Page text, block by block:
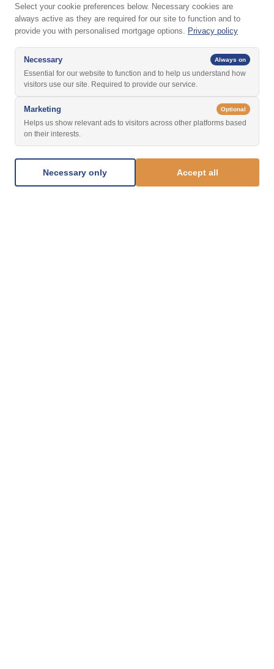
Select your cookie preferences below. Necessary cookies are
always active as they are required for our site to function and to
provide you with personalised mortgage options. Privacy policy
Necessary Always on
Essential for our website to function and to help us understand how
visitors use our site. Required to provide our service.
Marketing Optional
Helps us show relevant ads to visitors across other platforms based
on their interests.
Necessary only Accept all